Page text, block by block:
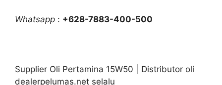
Whatsapp : +628-7883-400-500
Supplier Oli Pertamina 15W50 | Distributor oli
dealerpelumas.net selalu